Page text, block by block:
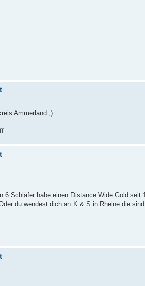
Ammerland ;)
Schläfer habe einen Distance Wide Gold
du wendest dich an K & S in Rheine die